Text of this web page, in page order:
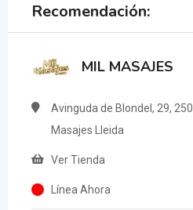
Recomendación:
MIL MASAJES
Avinguda de Blondel, 29,
Masajes Lleida
Ver Tienda
Línea Ahora